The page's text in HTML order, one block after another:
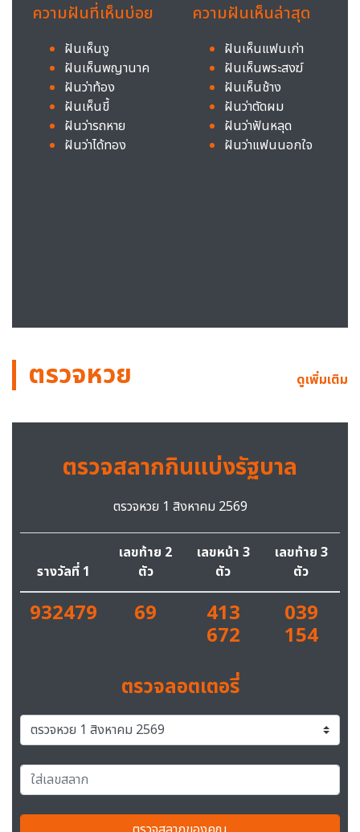
ความฝันที่เห็นบ่อย
ฝันเห็นงู
ฝันเห็นพญานาค
ฝันว่าท้อง
ฝันเห็นขี้
ฝันว่ารถหาย
ฝันว่าได้ทอง
ความฝันเห็นล่าสุด
ฝันเห็นแฟนเก่า
ฝันเห็นพระสงฆ์
ฝันเห็นช้าง
ฝันว่าตัดผม
ฝันว่าฟันหลุด
ฝันว่าแฟนนอกใจ
ตรวจหวย ดูเพิ่มเติม
ตรวจสลากกินแบ่งรัฐบาล
ตรวจหวย 1 สิงหาคม 2569
รางวัลที่ 1
เลขท้าย 2
ตัว
เลขหน้า 3
ตัว
เลขท้าย 3
ตัว
932479 69 413
672
039
154
ตรวจลอตเตอรี่